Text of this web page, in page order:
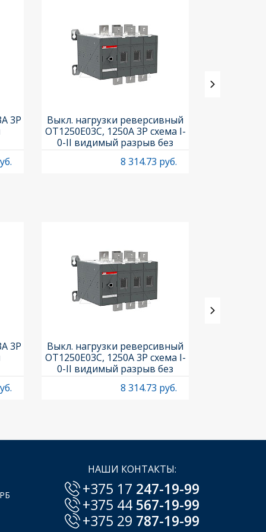
3P
Выкл. нагрузки реверсивный
OT1250E03C, 1250A 3P схема I-
0-II видимый разрыв без
рукоятки
8 314.73 руб.
3P
Выкл. нагрузки реверсивный
OT1250E03C, 1250A 3P схема I-
0-II видимый разрыв без
рукоятки
8 314.73 руб.
НАШИ КОНТАКТЫ:
+375 17 247-19-99
+375 44 567-19-99
+375 29 787-19-99